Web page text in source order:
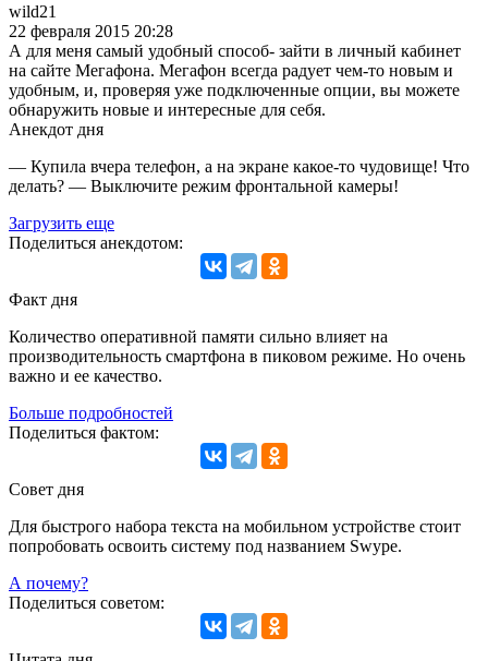
wild21
22 февраля 2015 20:28
А для меня самый удобный способ- зайти в личный кабинет
на сайте Мегафона. Мегафон всегда радует чем-то новым и
удобным, и, проверяя уже подключенные опции, вы можете
обнаружить новые и интересные для себя.
Анекдот дня
— Купила вчера телефон, а на экране какое-то чудовище! Что
делать? — Выключите режим фронтальной камеры!
Загрузить еще
Поделиться анекдотом:
Факт дня
Количество оперативной памяти сильно влияет на
производительность смартфона в пиковом режиме. Но очень
важно и ее качество.
Больше подробностей
Поделиться фактом:
Совет дня
Для быстрого набора текста на мобильном устройстве стоит
попробовать освоить систему под названием Swype.
А почему?
Поделиться советом: